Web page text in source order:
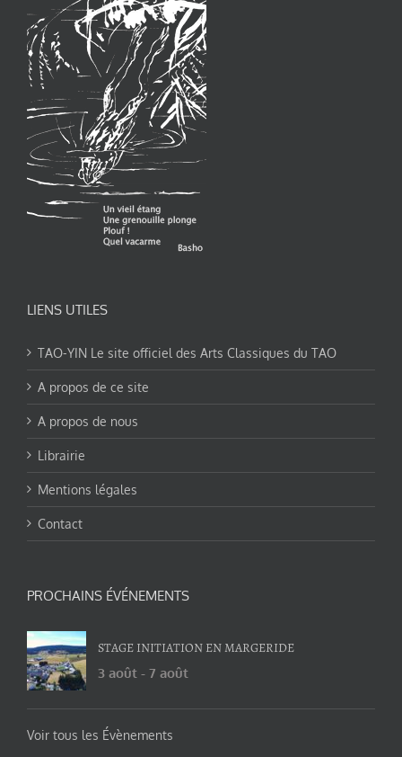
LIENS UTILES
TAO-YIN Le site officiel des Arts Classiques du TAO
A propos de ce site
A propos de nous
Librairie
Mentions légales
Contact
PROCHAINS ÉVÉNEMENTS
STAGE INITIATION EN MARGERIDE
3 août - 7 août
Voir tous les Évènements